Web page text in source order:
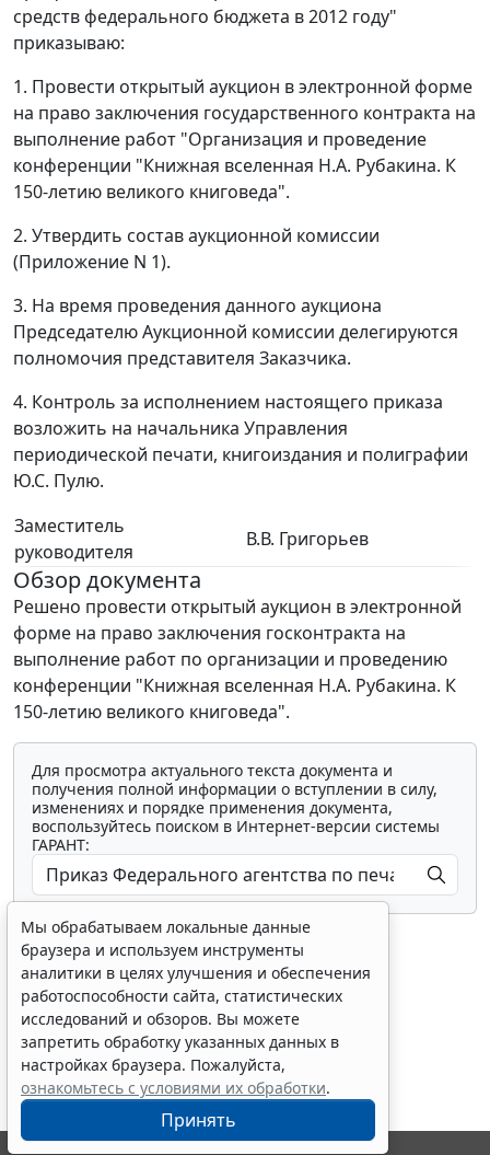
средств федерального бюджета в 2012 году"
приказываю:
1. Провести открытый аукцион в электронной форме
на право заключения государственного контракта на
выполнение работ "Организация и проведение
конференции "Книжная вселенная Н.А. Рубакина. К
150-летию великого книговеда".
2. Утвердить состав аукционной комиссии
(Приложение N 1).
3. На время проведения данного аукциона
Председателю Аукционной комиссии делегируются
полномочия представителя Заказчика.
4. Контроль за исполнением настоящего приказа
возложить на начальника Управления
периодической печати, книгоиздания и полиграфии
Ю.С. Пулю.
Заместитель
руководителя
В.В. Григорьев
Обзор документа
Решено провести открытый аукцион в электронной
форме на право заключения госконтракта на
выполнение работ по организации и проведению
конференции "Книжная вселенная Н.А. Рубакина. К
150-летию великого книговеда".
Для просмотра актуального текста документа и
получения полной информации о вступлении в силу,
изменениях и порядке применения документа,
воспользуйтесь поиском в Интернет-версии системы
ГАРАНТ:
Показать все материалы
Мы обрабатываем локальные данные
браузера и используем инструменты
аналитики в целях улучшения и обеспечения
работоспособности сайта, статистических
исследований и обзоров. Вы можете
запретить обработку указанных данных в
настройках браузера. Пожалуйста,
ознакомьтесь с условиями их обработки.
Принять